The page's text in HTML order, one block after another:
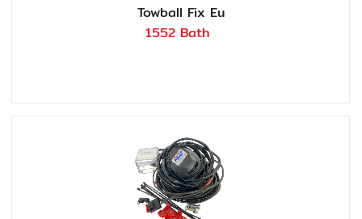
Towball Fix Eu
1552 Bath